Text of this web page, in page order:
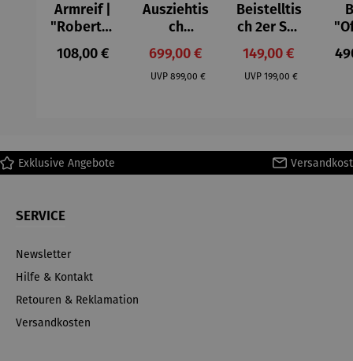
Armreif |
"Roberta"
– Anna
Mütz
Regulärer Preis:
108,00 €
Ausziehtis
ch
Aluminium
– Valor
Verkaufspreis:
699,00 €
UVP Regulärer Preis:
899,00 €
Beistelltis
ch 2er Set
– Dalias
Verkaufspreis:
149,00 €
UVP Regulärer Preis:
199,00 €
Exklusive Angebote
SERVICE
Newsletter
Hilfe & Kontakt
Retouren & Reklamation
Versandkosten